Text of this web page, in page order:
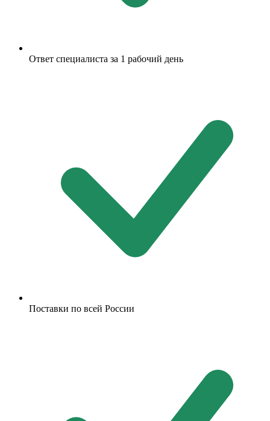
Ответ специалиста за 1 рабочий день
Поставки по всей России